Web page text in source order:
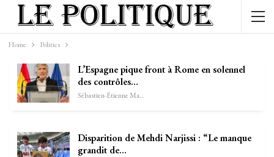
Home Politics
L’Espagne pique front à Rome en solennel
des contrôles…
Sébastien-Étienne Marechal
Disparition de Mehdi Narjissi : “Le manque
grandit de…